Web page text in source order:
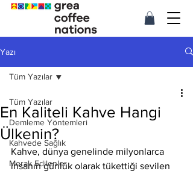
Yazı
Tüm Yazılar
Demleme Yöntemleri
Kahvede Sağlık
Merak Edilenler
Tüm Yazılar
En Kaliteli Kahve Hangi
Ülkenin?
Kahve, dünya genelinde milyonlarca
insanın günlük olarak tükettiği sevilen